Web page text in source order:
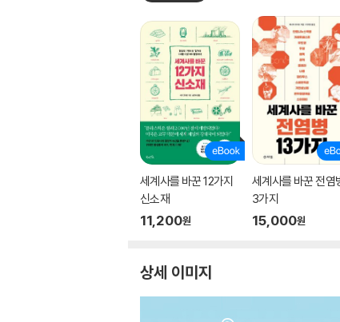
세계사를 바꾼 12가지
신소재
11,200원
세계사를 바꾼 전염
3가지
15,000원
상세 이미지